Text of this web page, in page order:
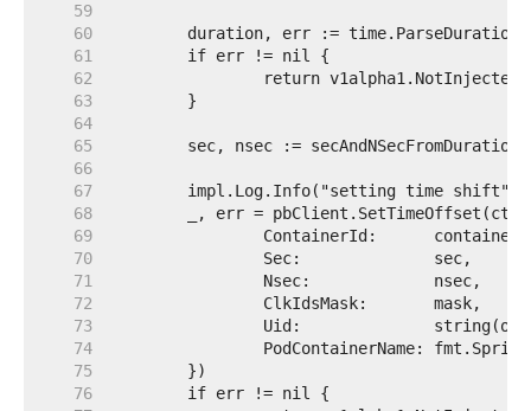
    59
    60
    61
    62
    63
    64
    65
    66
    67
    68
    69
    70
    71
    72
    73
    74
    75
    76